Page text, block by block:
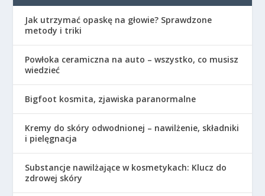
Jak utrzymać opaskę na głowie? Sprawdzone
metody i triki
Powłoka ceramiczna na auto – wszystko, co musisz
wiedzieć
Bigfoot kosmita, zjawiska paranormalne
Kremy do skóry odwodnionej – nawilżenie, składniki
i pielęgnacja
Substancje nawilżające w kosmetykach: Klucz do
zdrowej skóry